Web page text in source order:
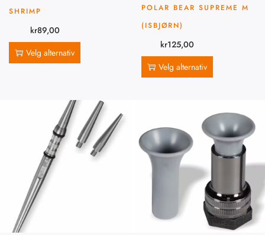
SHRIMP
kr89,00
Velg alternativ
POLAR BEAR SUPREME M
(ISBJØRN)
kr125,00
Velg alternativ